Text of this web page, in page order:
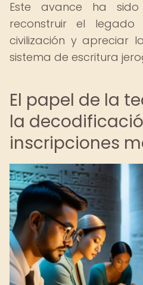
Este avance ha
reconstruir el
civilización y apreciar
sistema de escritura
El papel de la
la
inscripciones